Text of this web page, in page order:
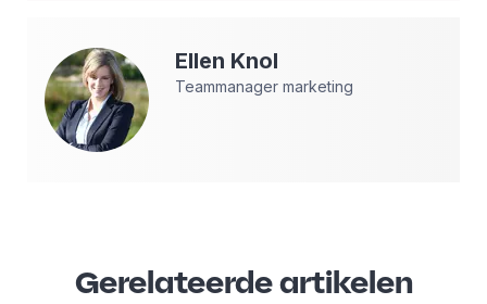
Ellen Knol
Teammanager marketing
Gerelateerde artikelen